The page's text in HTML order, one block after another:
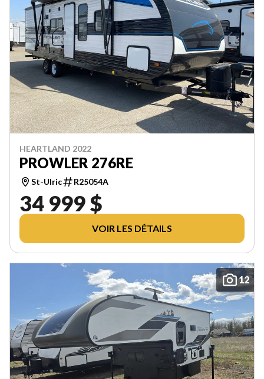
HEARTLAND 2022
PROWLER 276RE
St-Ulric R25054A
34 999 $
VOIR LES DÉTAILS
12